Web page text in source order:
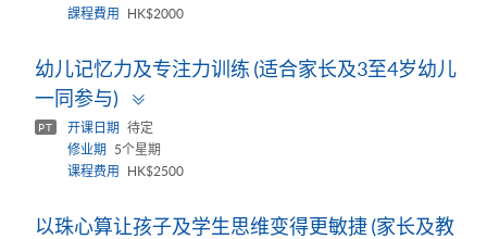
課程費用
HK$2000
幼儿记忆力及专注力训练 (适合家长及3至4岁幼儿
一同参与)
PT 开课日期
待定
修业期
5个星期
课程费用
HK$2500
以珠心算让孩子及学生思维变得更敏捷 (家长及教